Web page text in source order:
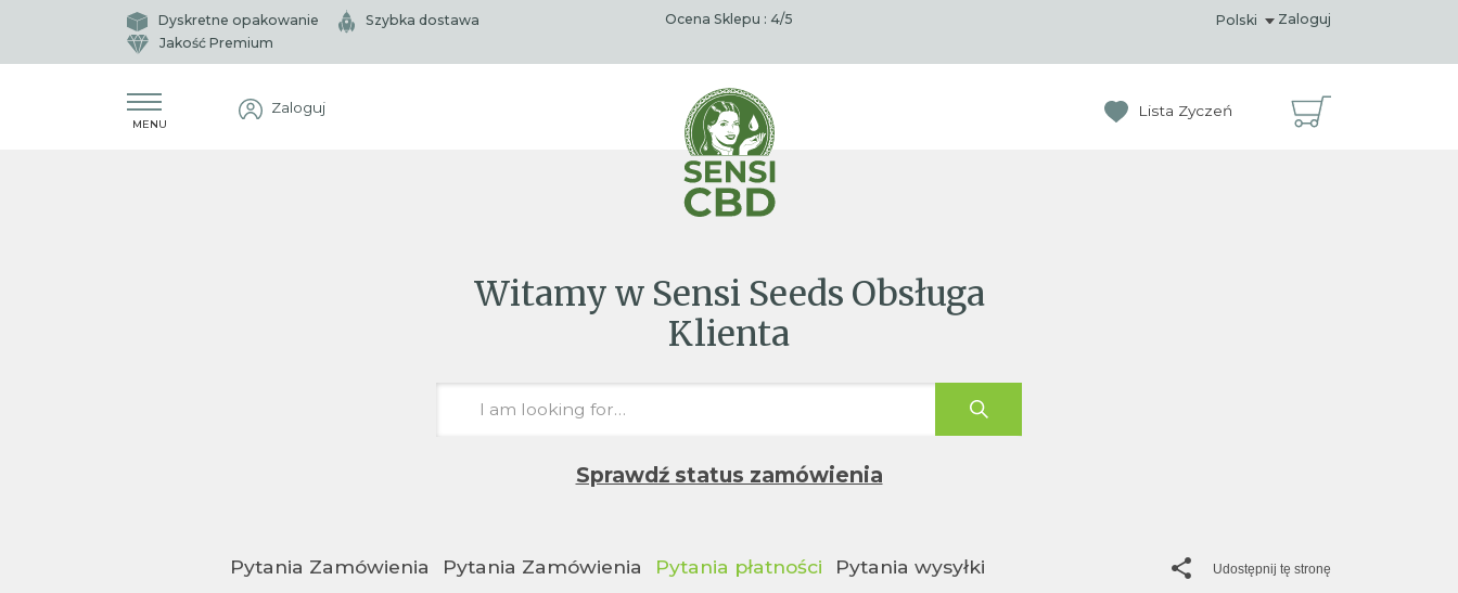
Dyskretne opakowanie
Szybka dostawa
Jakość Premium
Ocena Sklepu : 4/5 Polski Zaloguj
MENU
Zaloguj Lista Zyczeń
Witamy w Sensi Seeds Obsługa
Klienta
Sprawdź status zamówienia
Pytania Zamówienia Pytania Zamówienia Pytania płatności Pytania wysyłki Udostępnij tę stronę